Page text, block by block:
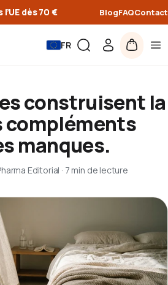
dès 70 € BlogFAQContact
FR
construisent la
manques.
Editorial · 7 min de lecture